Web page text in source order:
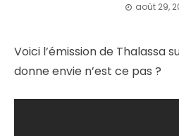
août 29,
Voici l’émission de Thalassa
donne envie n’est ce pas ?